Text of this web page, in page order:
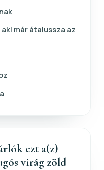
már átalussza az
ezt a(z)
virág zöld